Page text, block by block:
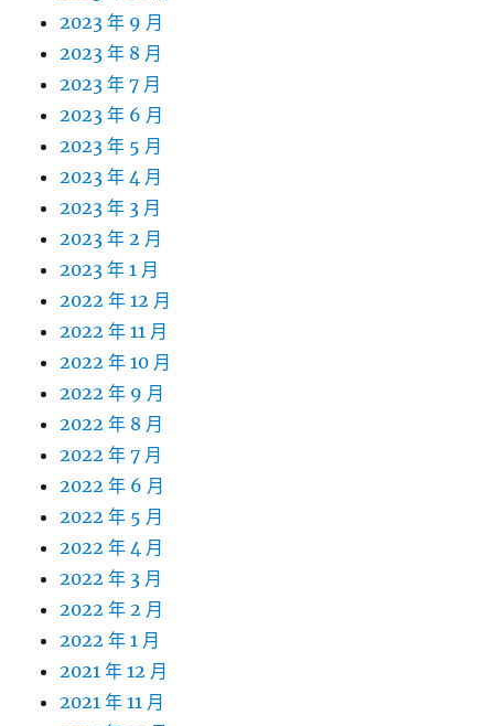
2023 年 9 月
2023 年 8 月
2023 年 7 月
2023 年 6 月
2023 年 5 月
2023 年 4 月
2023 年 3 月
2023 年 2 月
2023 年 1 月
2022 年 12 月
2022 年 11 月
2022 年 10 月
2022 年 9 月
2022 年 8 月
2022 年 7 月
2022 年 6 月
2022 年 5 月
2022 年 4 月
2022 年 3 月
2022 年 2 月
2022 年 1 月
2021 年 12 月
2021 年 11 月